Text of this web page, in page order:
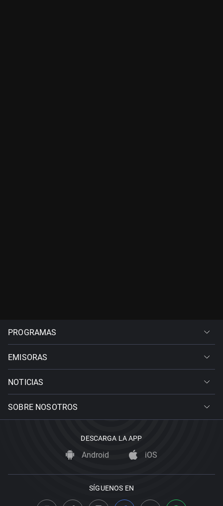
PROGRAMAS
EMISORAS
NOTICIAS
SOBRE NOSOTROS
DESCARGA LA APP
Android iOS
SÍGUENOS EN